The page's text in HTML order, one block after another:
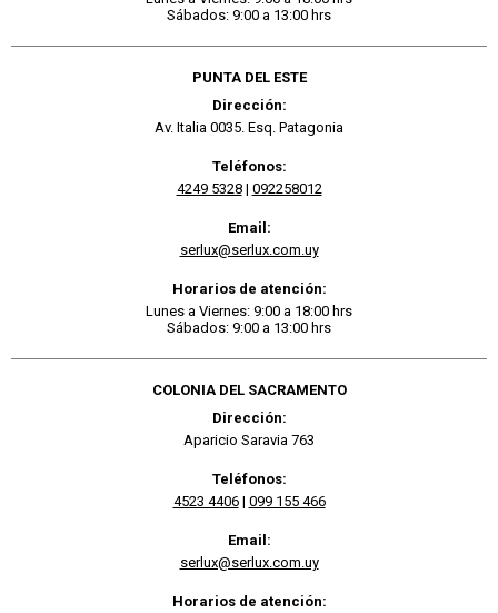
Sábados: 9:00 a 13:00 hrs
PUNTA DEL ESTE
Dirección:
Av. Italia 0035. Esq. Patagonia
Teléfonos:
4249 5328| 092258012
Email:
serlux@serlux.com.uy
Horarios de atención:
Lunes a Viernes: 9:00 a 18:00 hrs
Sábados: 9:00 a 13:00 hrs
COLONIA DEL SACRAMENTO
Dirección:
Aparicio Saravia 763
Teléfonos:
4523 4406| 099 155 466
Email:
serlux@serlux.com.uy
Horarios de atención: